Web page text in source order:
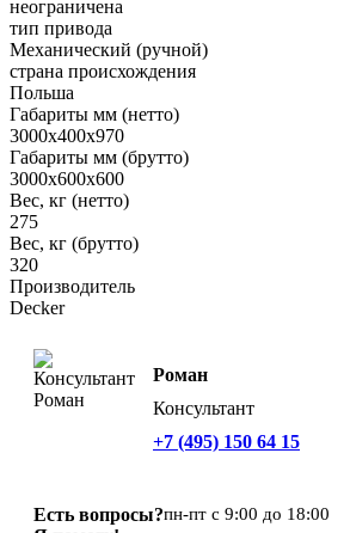
неограничена
тип привода
Механический (ручной)
страна происхождения
Польша
Габариты мм (нетто)
3000х400x970
Габариты мм (брутто)
3000х600х600
Вес, кг (нетто)
275
Вес, кг (брутто)
320
Производитель
Decker
Роман
Консультант
+7 (495) 150 64 15
Есть вопросы?пн-пт с 9:00 до 18:00